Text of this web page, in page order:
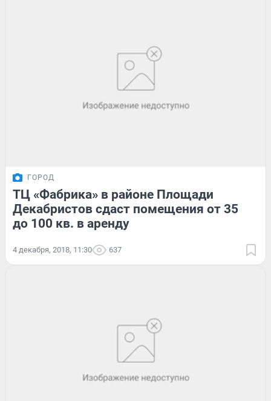
ГОРОД
ТЦ «Фабрика» в районе Площади
Декабристов сдаст помещения от 35
до 100 кв. в аренду
4 декабря, 2018, 11:30 637